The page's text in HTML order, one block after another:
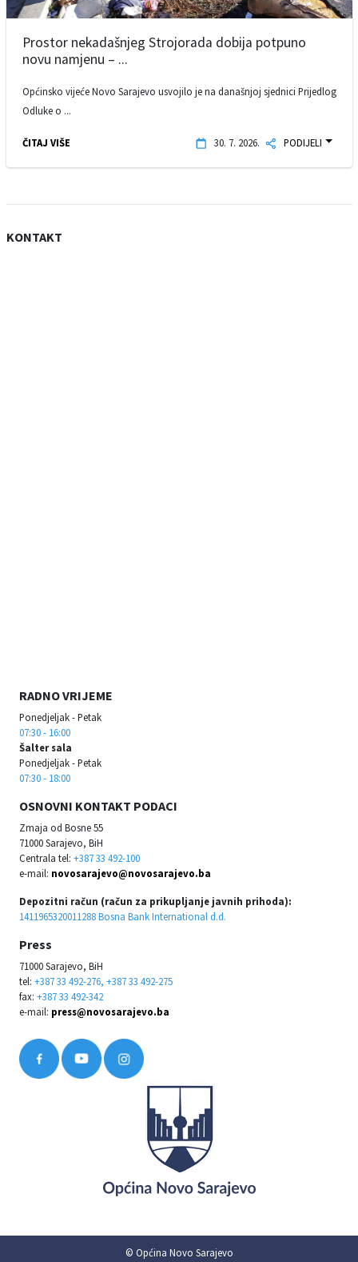
Prostor nekadašnjeg Strojorada dobija potpuno
novu namjenu – ...
Općinsko vijeće Novo Sarajevo usvojilo je na današnjoj sjednici Prijedlog
Odluke o ...
ČITAJ VIŠE 30. 7. 2026. PODIJELI
KONTAKT
RADNO VRIJEME
Ponedjeljak - Petak
07:30 - 16:00
Šalter sala
Ponedjeljak - Petak
07:30 - 18:00
OSNOVNI KONTAKT PODACI
Zmaja od Bosne 55
71000 Sarajevo, BiH
Centrala tel: +387 33 492-100
e-mail: novosarajevo@novosarajevo.ba
Depozitni račun (račun za prikupljanje javnih prihoda):
1411965320011288 Bosna Bank International d.d.
Press
71000 Sarajevo, BiH
tel: +387 33 492-276, +387 33 492-275
fax: +387 33 492-342
e-mail: press@novosarajevo.ba
© Općina Novo Sarajevo